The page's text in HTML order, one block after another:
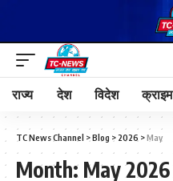
राज्य देश विदेश क्राइम
TC News Channel >Blog > 2026 >May
Month: May 2026